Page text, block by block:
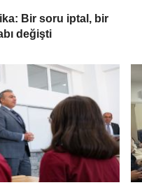
Bir soru iptal, bir
değişti